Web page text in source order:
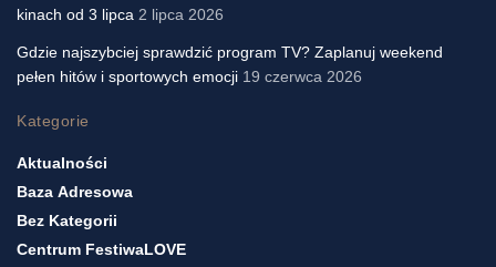
kinach od 3 lipca 2 lipca 2026
Gdzie najszybciej sprawdzić program TV? Zaplanuj weekend
pełen hitów i sportowych emocji 19 czerwca 2026
Kategorie
Aktualności
Baza Adresowa
Bez Kategorii
Centrum FestiwaLOVE